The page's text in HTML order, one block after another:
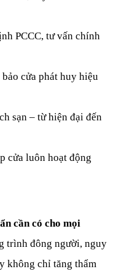
PCCC, tư vấn chính
cửa phát huy hiệu
sạn – từ hiện đại đến
cửa luôn hoạt động
cần có cho mọi
trình đông người, nguy
không chỉ tăng thẩm